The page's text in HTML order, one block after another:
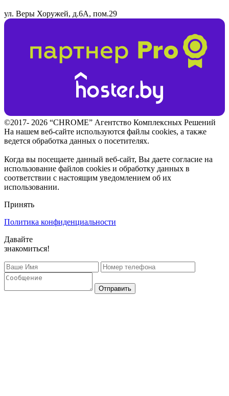
ул. Веры Хоружей, д.6А, пом.29
©2017- 2026 “CHROME” Агентство Комплексных Решений
На нашем веб-сайте используются файлы cookies, а также
ведется обработка данных о посетителях.
Когда вы посещаете данный веб-сайт, Вы даете согласие на
использование файлов cookies и обработку данных в
соответствии с настоящим уведомлением об их
использовании.
Принять
Политика конфиденциальности
Давайте
знакомиться!
Отправить